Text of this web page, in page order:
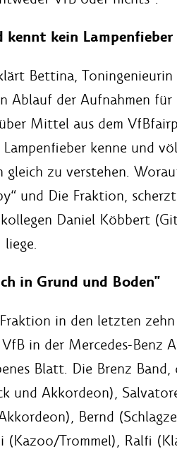
kennt kein Lampenfieber
Bettina,
Ablauf der Aufnahmen
Mittel aus dem
kenne und
gleich zu verstehen.
und Die Fraktion,
Daniel Köbbert
liege.
in Grund und Boden"
in den letzten
VfB in der Mercedes-Benz
Blatt. Die Brenz
und Akkordeon),
Bernd
(Kazoo/Trommel), Ralfi